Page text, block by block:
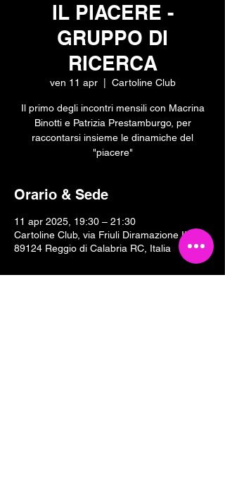
IL PIACERE -
GRUPPO DI
RICERCA
ven 11 apr
  |
Cartoline Club
Il primo degli incontri mensili con Macrina
Binotti e Patrizia Prestamburgo, per
raccontarsi insieme le dinamiche del
"piacere"
Orario & Sede
11 apr 2025, 19:30 – 21:30
Cartoline Club, via Friuli Diramazione II, 18,
89124 Reggio di Calabria RC, Italia